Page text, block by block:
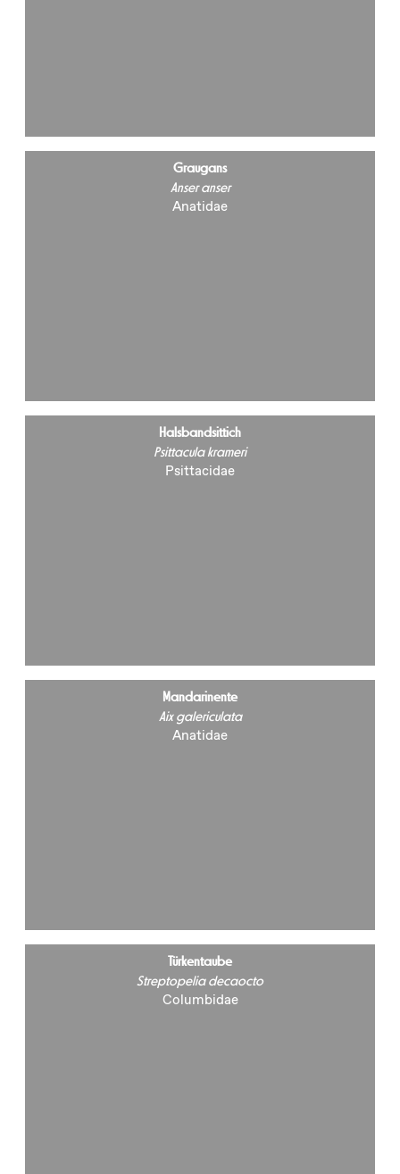
Graugans
Anser anser
Anatidae
Halsbandsittich
Psittacula krameri
Psittacidae
Mandarinente
Aix galericulata
Anatidae
Türkentaube
Streptopelia decaocto
Columbidae